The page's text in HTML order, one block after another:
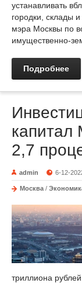
устанавливать
городки, склады
мэра Москвы по
имущественно-
Подробнее
капитал
2,7
admin 6-12-
Москва /
триллиона